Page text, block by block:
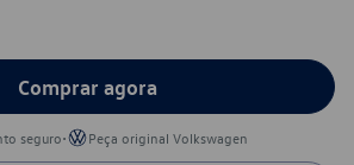
Comprar agora
seguro• Peça original Volkswagen